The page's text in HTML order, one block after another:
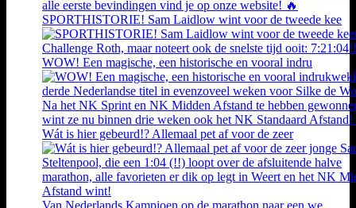
SPORTHISTORIE! Sam Laidlow wint voor de tweede kee
WOW! Een magische, een historische en vooral indru
Wát is hier gebeurd!? Allemaal pet af voor de zeer
Van Nederlands Kampioen op de marathon naar een we